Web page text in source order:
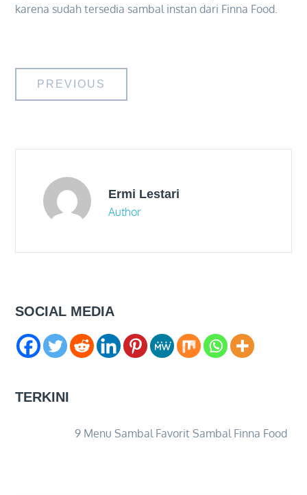
karena sudah tersedia sambal instan dari Finna Food.
Post
PREVIOUS
Ermi Lestari
Author
SOCIAL MEDIA
TERKINI
9 Menu Sambal Favorit Sambal Finna Food